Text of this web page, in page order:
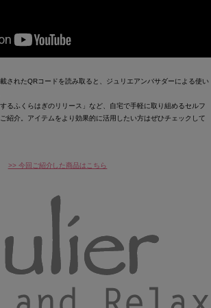
されたQRコードを読み取ると、ジュリエアンバサダーによる使い
るふくらはぎのリリース」など、自宅で手軽に取り組めるセルフ
紹介。アイテムをより効果的に活用したい方はぜひチェックして
>> 今回ご紹介した商品はこちら